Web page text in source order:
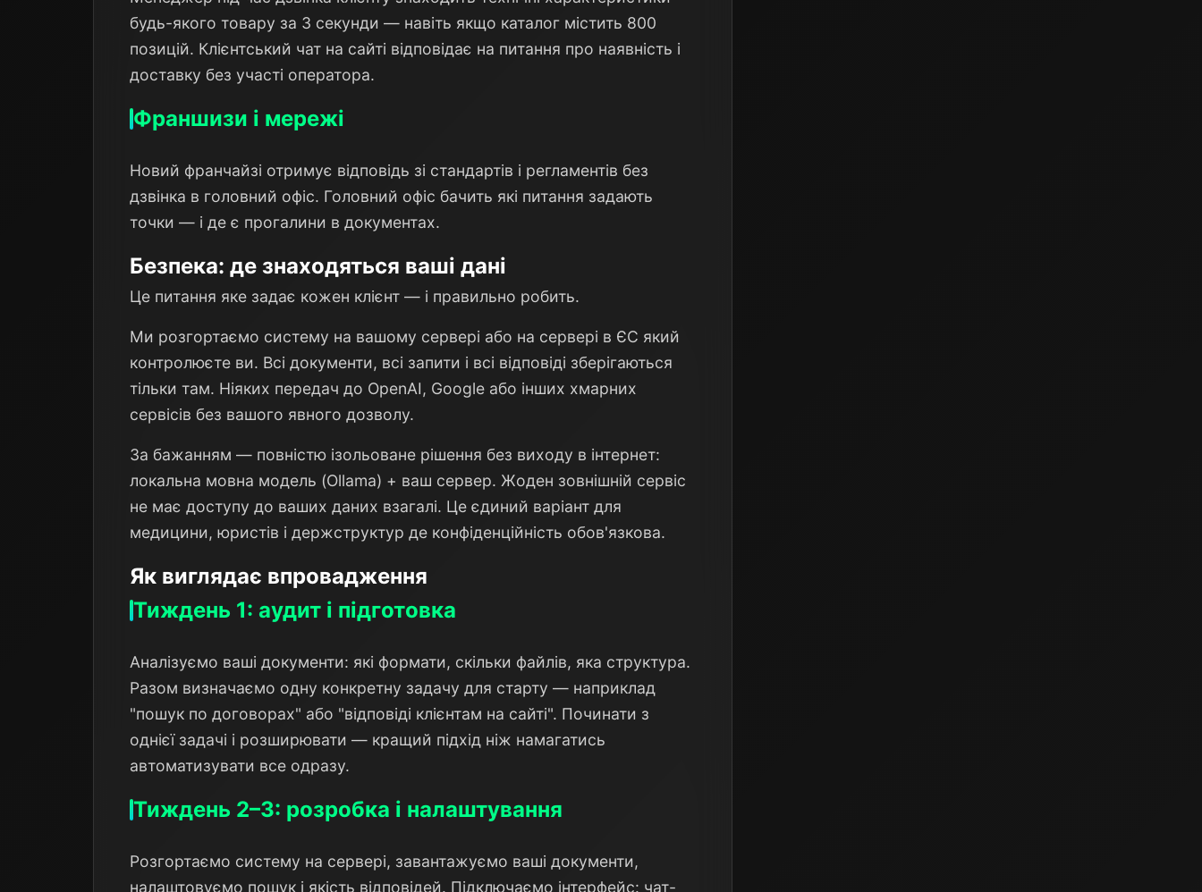
будь-якого товару за 3 секунди — навіть якщо каталог містить 800
позицій. Клієнтський чат на сайті відповідає на питання про наявність і
доставку без участі оператора.
Франшизи і мережі
Новий франчайзі отримує відповідь зі стандартів і регламентів без
дзвінка в головний офіс. Головний офіс бачить які питання задають
точки — і де є прогалини в документах.
Безпека: де знаходяться ваші дані
Це питання яке задає кожен клієнт — і правильно робить.
Ми розгортаємо систему на вашому сервері або на сервері в ЄС який
контролюєте ви. Всі документи, всі запити і всі відповіді зберігаються
тільки там. Ніяких передач до OpenAI, Google або інших хмарних
сервісів без вашого явного дозволу.
За бажанням — повністю ізольоване рішення без виходу в інтернет:
локальна мовна модель (Ollama) + ваш сервер. Жоден зовнішній сервіс
не має доступу до ваших даних взагалі. Це єдиний варіант для
медицини, юристів і держструктур де конфіденційність обов'язкова.
Як виглядає впровадження
Тиждень 1: аудит і підготовка
Аналізуємо ваші документи: які формати, скільки файлів, яка структура.
Разом визначаємо одну конкретну задачу для старту — наприклад
"пошук по договорах" або "відповіді клієнтам на сайті". Починати з
однієї задачі і розширювати — кращий підхід ніж намагатись
автоматизувати все одразу.
Тиждень 2–3: розробка і налаштування
Розгортаємо систему на сервері, завантажуємо ваші документи,
налаштовуємо пошук і якість відповідей. Підключаємо інтерфейс: чат-